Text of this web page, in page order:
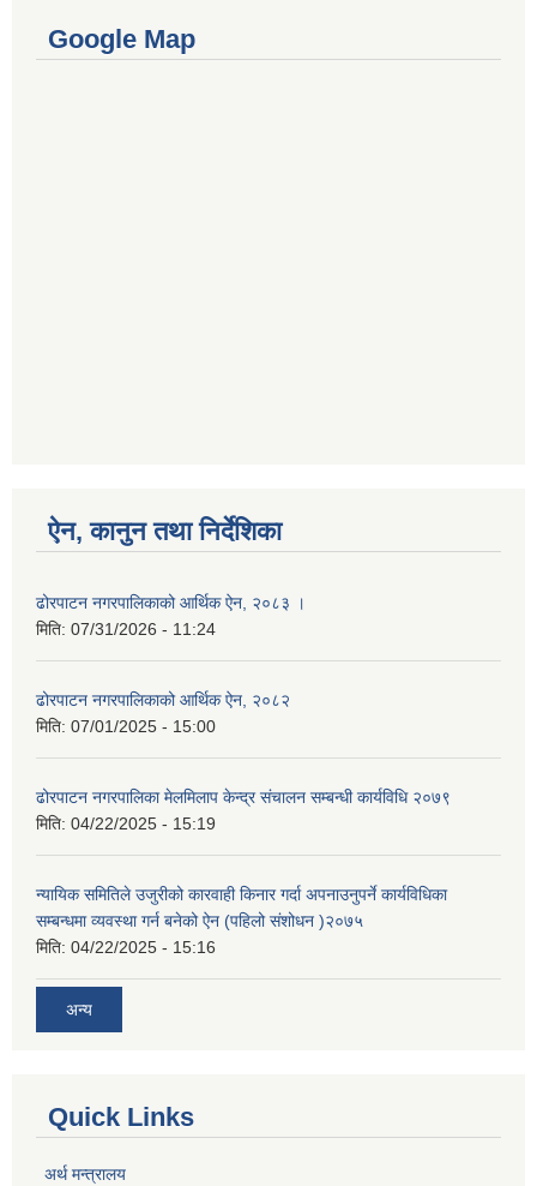
Google Map
ऐन, कानुन तथा निर्देशिका
ढोरपाटन नगरपालिकाको आर्थिक ऐन, २०८३ ।
मिति: 07/31/2026 - 11:24
ढोरपाटन नगरपालिकाको आर्थिक ऐन, २०८२
मिति: 07/01/2025 - 15:00
ढोरपाटन नगरपालिका मेलमिलाप केन्द्र संचालन सम्बन्धी कार्यविधि २०७९
मिति: 04/22/2025 - 15:19
न्यायिक समितिले उजुरीको कारवाही किनार गर्दा अपनाउनुपर्ने कार्यविधिका
सम्बन्धमा व्यवस्था गर्न बनेको ऐन (पहिलो संशोधन )२०७५
मिति: 04/22/2025 - 15:16
अन्य
Quick Links
अर्थ मन्त्रालय